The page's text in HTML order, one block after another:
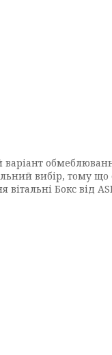
вибір, тому що
Бокс від